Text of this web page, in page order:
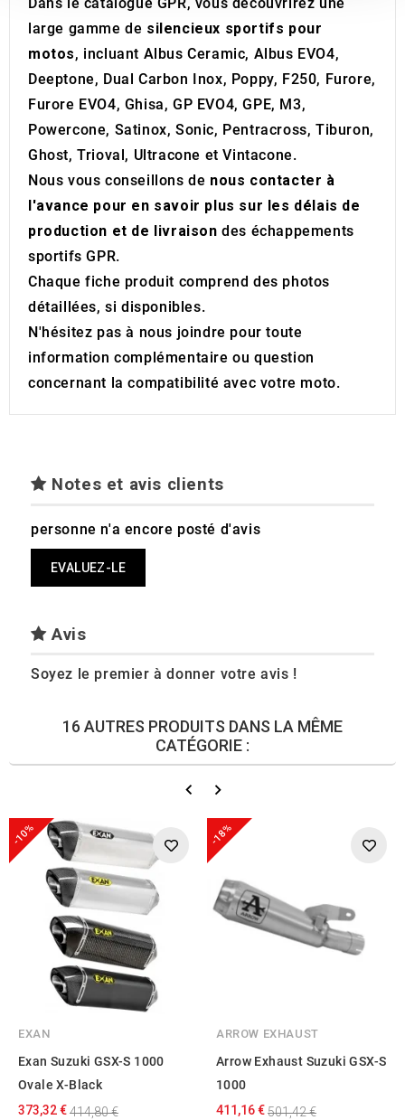
our social media, advertising and analytics partners who
may combine it with other information that you’ve
provided to them or that they’ve collected from your use
of their services.
large gamme de silencieux sportifs pour
motos, incluant Albus Ceramic, Albus EVO4,
Deeptone, Dual Carbon Inox, Poppy, F250, Furore,
Furore EVO4, Ghisa, GP EVO4, GPE, M3,
Powercone, Satinox, Sonic, Pentracross, Tiburon,
Ghost, Trioval, Ultracone et Vintacone.
Nous vous conseillons de nous contacter à
l'avance pour en savoir plus sur les délais de
production et de livraison des échappements
sportifs GPR.
Chaque fiche produit comprend des photos
détaillées, si disponibles.
N'hésitez pas à nous joindre pour toute
information complémentaire ou question
concernant la compatibilité avec votre moto.
Notes et avis clients
personne n'a encore posté d'avis
EVALUEZ-LE
Avis
Soyez le premier à donner votre avis !
16 AUTRES PRODUITS DANS LA MÊME
CATÉGORIE :
-10%
EXAN
Exan Suzuki GSX-S 1000
Ovale X-Black
373,32 €414,80 €
-18%
ARROW EXHAUST
Arrow Exhaust Suzuki GSX-S
1000
411,16 €501,42 €